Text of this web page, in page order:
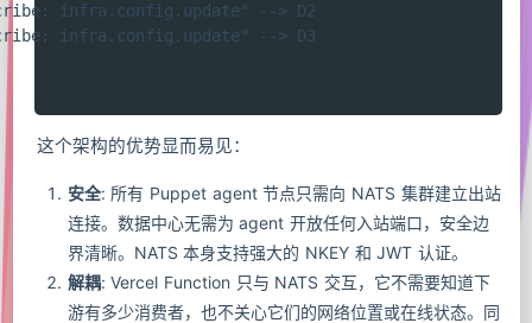
infra.config.update" --> D2
infra.config.update" --> D3
这个架构的优势显而易见：
安全: 所有 Puppet agent 节点只需向 NATS 集群建立出站
连接。数据中心无需为 agent 开放任何入站端口，安全边
界清晰。NATS 本身支持强大的 NKEY 和 JWT 认证。
解耦: Vercel Function 只与 NATS 交互，它不需要知道下
游有多少消费者，也不关心它们的网络位置或在线状态。同